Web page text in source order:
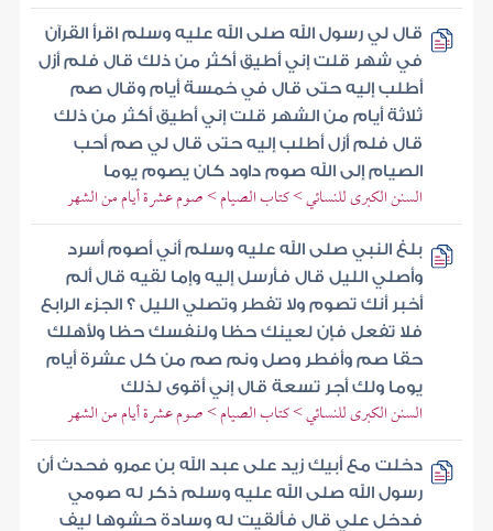
قال لي رسول الله صلى الله عليه وسلم اقرأ القرآن
في شهر قلت إني أطيق أكثر من ذلك قال فلم أزل
أطلب إليه حتى قال في خمسة أيام وقال صم
ثلاثة أيام من الشهر قلت إني أطيق أكثر من ذلك
قال فلم أزل أطلب إليه حتى قال لي صم أحب
الصيام إلى الله صوم داود كان يصوم يوما
السنن الكبرى للنسائي > كتاب الصيام > صوم عشرة أيام من الشهر
بلغ النبي صلى الله عليه وسلم أني أصوم أسرد
وأصلي الليل قال فأرسل إليه وإما لقيه قال ألم
أخبر أنك تصوم ولا تفطر وتصلي الليل ؟ الجزء الرابع
فلا تفعل فإن لعينك حظا ولنفسك حظا ولأهلك
حقا صم وأفطر وصل ونم صم من كل عشرة أيام
يوما ولك أجر تسعة قال إني أقوى لذلك
السنن الكبرى للنسائي > كتاب الصيام > صوم عشرة أيام من الشهر
دخلت مع أبيك زيد على عبد الله بن عمرو فحدث أن
رسول الله صلى الله عليه وسلم ذكر له صومي
فدخل علي قال فألقيت له وسادة حشوها ليف